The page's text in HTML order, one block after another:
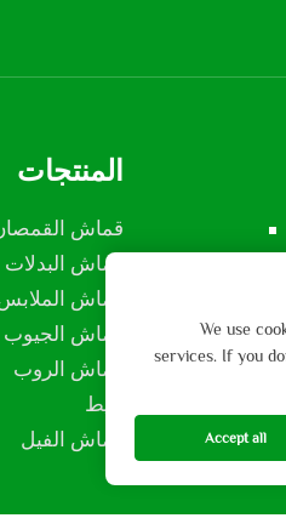
المنتجات
قماش
قماش البدلات
قماش
قماش الجيوب
قماش الروب
خيط
قماش الفيل
We use
services. If you
Accept all